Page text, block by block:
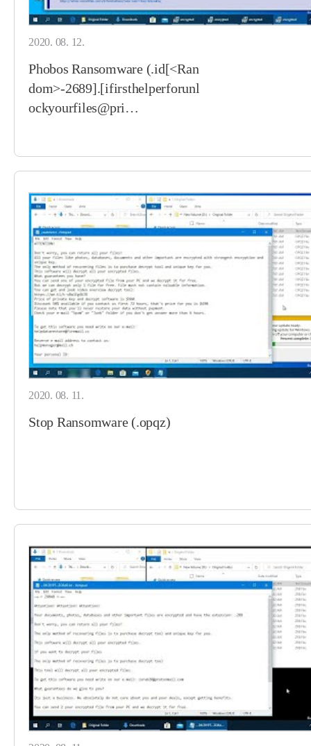
2020. 08. 12.
Phobos Ransomware (.id[<Ran
dom>-2689].[ifirsthelperforunl
ockyourfiles@pri…
2020. 08. 11.
Stop Ransomware (.opqz)